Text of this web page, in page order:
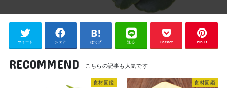
ツイート シェア はてブ 送る Pocket Pin it
RECOMMEND
食材図鑑 食材図鑑